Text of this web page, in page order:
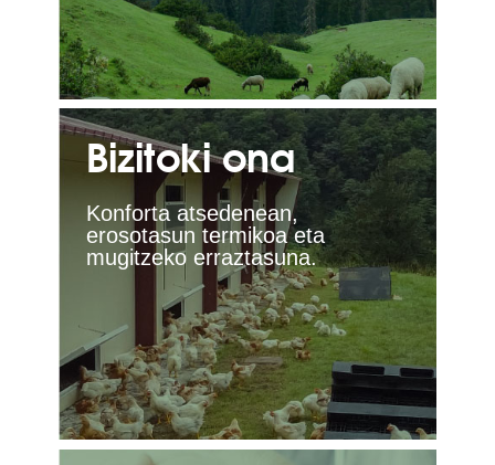
Bizitoki ona
Konforta atsedenean,
erosotasun termikoa eta
mugitzeko erraztasuna.